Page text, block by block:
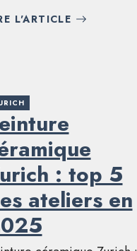
L'ARTICLE
: top 5
ateliers en